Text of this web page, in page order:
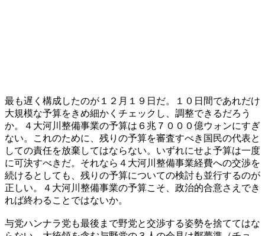
最も遅く構成したのが１２月１９日だ。１０日間であれだけ
大規模な予算をきめ細かくチェックし、調整できるだろう
か。４大河川整備事業の予算は６兆７０００億ウォンにすぎ
ない。これのために、残りの予算を審査すべき国民の代表と
しての責任を放棄してはならない。いずれにせよ予算は一度
に可決すべきだ。それなら４大河川整備事業経費への交渉を
続けるとしても、残りの予算についての検討も並行するのが
正しい。４大河川整備事業の予算こそ、政治的合意さえでき
れば終わることではないか。
与党ハンナラ党も最後まで野党と交渉する姿勢を捨ててはな